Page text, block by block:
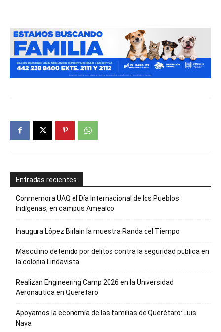
Entradas recientes
Conmemora UAQ el Día Internacional de los Pueblos
Indígenas, en campus Amealco
Inaugura López Birlain la muestra Randa del Tiempo
Masculino detenido por delitos contra la seguridad pública en
la colonia Lindavista
Realizan Engineering Camp 2026 en la Universidad
Aeronáutica en Querétaro
Apoyamos la economía de las familias de Querétaro: Luis
Nava